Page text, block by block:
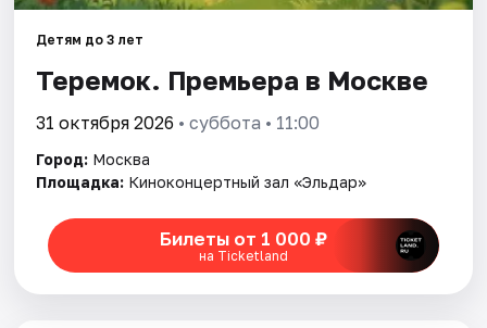
Детям до 3 лет
Теремок. Премьера в Москве
31 октября 2026 • суббота • 11:00
Город: Москва
Площадка: Киноконцертный зал «Эльдар»
Билеты от 1 000 ₽
на Ticketland